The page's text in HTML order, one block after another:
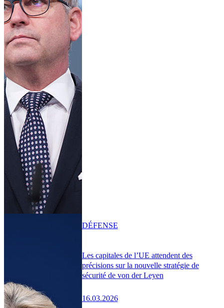
Les capitales de l’UE attendent des
précisions sur la nouvelle stratégie de
sécurité de von der Leyen
16.03.2026
DÉFENSE